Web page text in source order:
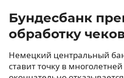
Бундесбанк
обработку
Немецкий центральный
ставит точку в